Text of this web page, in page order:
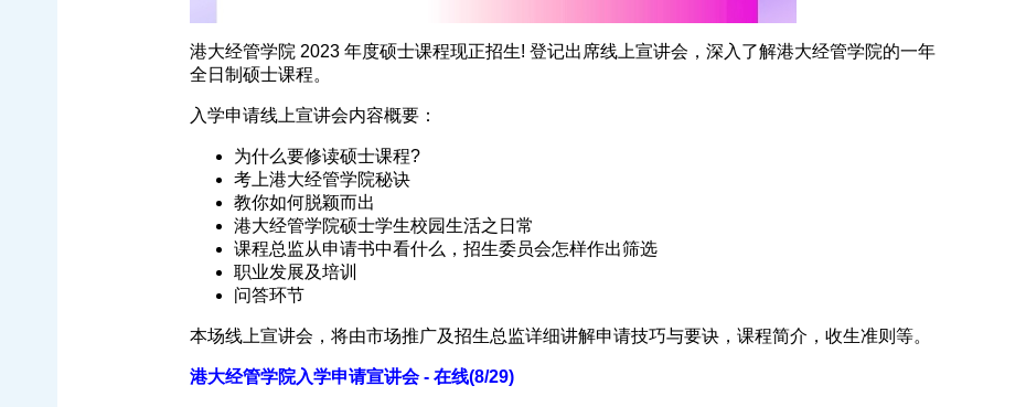
港大经管学院 2023 年度硕士课程现正招生! 登记出席线上宣讲会，深入了解港大经管学院的一年
全日制硕士课程。
入学申请线上宣讲会内容概要：
为什么要修读硕士课程?
考上港大经管学院秘诀
教你如何脱颖而出
港大经管学院硕士学生校园生活之日常
课程总监从申请书中看什么，招生委员会怎样作出筛选
职业发展及培训
问答环节
本场线上宣讲会，将由市场推广及招生总监详细讲解申请技巧与要诀，课程简介，收生准则等。
港大经管学院入学申请宣讲会 - 在线(8/29)